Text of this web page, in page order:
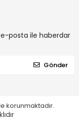
posta ile haberdar
Gönder
korunmaktadır.